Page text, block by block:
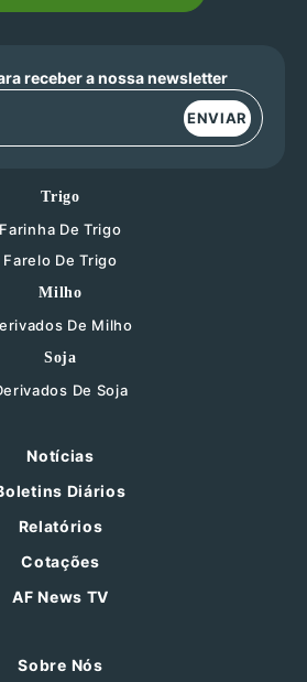
receber a nossa newsletter
ENVIAR
Trigo
Farinha De Trigo
Farelo De Trigo
Milho
De Milho
Soja
De Soja
Notícias
Diários
Relatórios
Cotações
AF News TV
Sobre Nós